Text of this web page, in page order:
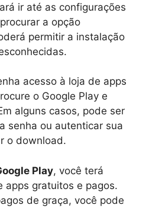
ir até as configurações
a opção
permitir a instalação
acesso à loja de apps
o Google Play e
alguns casos, pode ser
senha ou autenticar sua
o download.
Play, você terá
apps gratuitos e pagos.
de graça, você pode